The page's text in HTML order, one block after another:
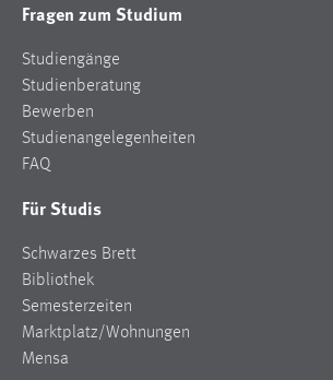
Fragen zum Studium
Studiengänge
Studienberatung
Bewerben
Studienangelegenheiten
FAQ
Für Studis
Schwarzes Brett
Bibliothek
Semesterzeiten
Marktplatz/Wohnungen
Mensa